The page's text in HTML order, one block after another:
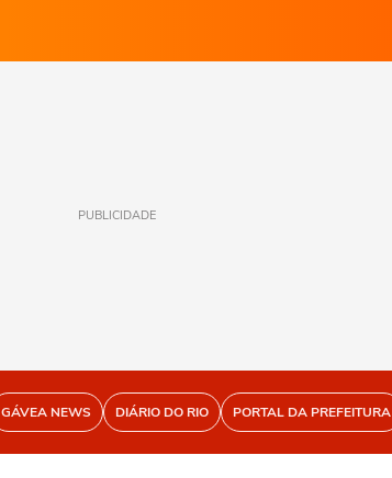
PUBLICIDADE
GÁVEA NEWS DIÁRIO DO RIO PORTAL DA PREFEITURA